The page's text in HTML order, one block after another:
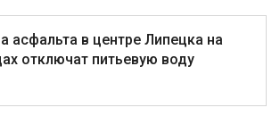
асфальта в центре Липецка на
отключат питьевую воду